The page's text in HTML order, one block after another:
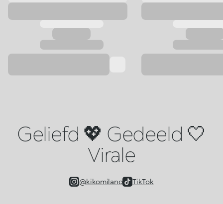
Geliefd 💖 Gedeeld 🤍
Virale
@kikomilano TikTok